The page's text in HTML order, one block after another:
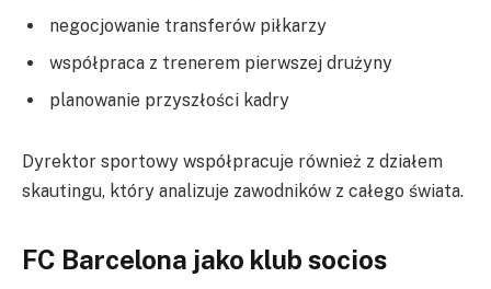
negocjowanie transferów piłkarzy
współpraca z trenerem pierwszej drużyny
planowanie przyszłości kadry
Dyrektor sportowy współpracuje również z działem
skautingu, który analizuje zawodników z całego świata.
FC Barcelona jako klub socios